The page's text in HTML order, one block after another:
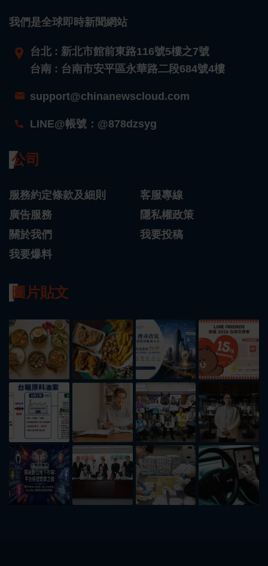
我們是全球即時新聞網站
台北 : 新北市館前東路116號5樓之7號
台南 : 台南市安平區永華路二段684號4樓
support@chinanewscloud.com
LINE@帳號：@878dzsyg
公司
服務約定條款及細則
客服專線
廣告服務
隱私權政策
關於我們
我要投稿
我要爆料
圖片貼文